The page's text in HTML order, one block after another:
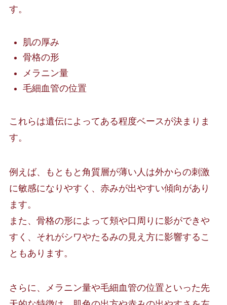
す。
肌の厚み
骨格の形
メラニン量
毛細血管の位置
これらは遺伝によってある程度ベースが決まりま
す。
例えば、もともと角質層が薄い人は外からの刺激
に敏感になりやすく、赤みが出やすい傾向があり
ます。
また、骨格の形によって頬や口周りに影ができや
すく、それがシワやたるみの見え方に影響するこ
ともあります。
さらに、メラニン量や毛細血管の位置といった先